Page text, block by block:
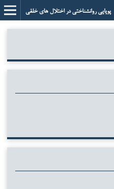
پویایی روانشناختی در اختلال های خلقی